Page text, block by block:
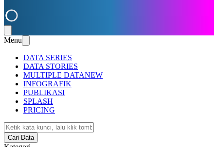
Menu
DATA SERIES
DATA STORIES
MULTIPLE DATANEW
INFOGRAFIK
PUBLIKASI
SPLASH
PRICING
Cari Data